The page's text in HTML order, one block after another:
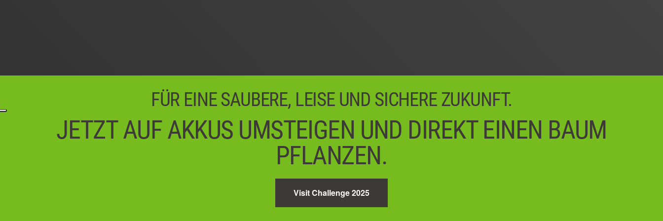
FÜR EINE SAUBERE, LEISE UND SICHERE ZUKUNFT.
JETZT AUF AKKUS UMSTEIGEN UND DIREKT EINEN BAUM
PFLANZEN.
Visit Challenge 2025